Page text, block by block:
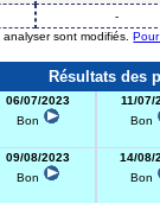
-
analyser sont modifiés.
Résultats des
06/07/2023
Bon
11/07/
Bon
09/08/2023
Bon
14/08/
Bon